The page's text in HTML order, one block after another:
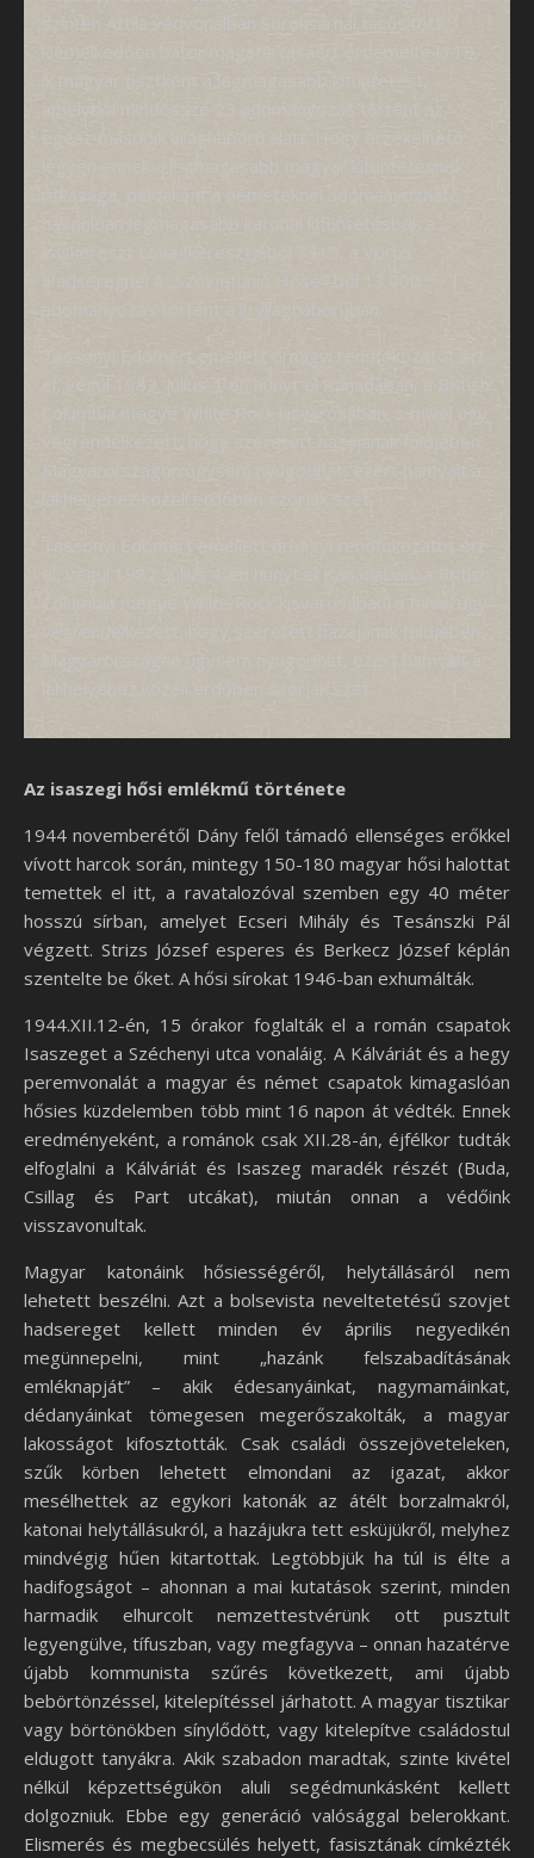
szintén Attila védvonalban Soroksárnál tanúsított
kiemelkedően bátor magatartásáért érdemelte ki 19-
ik magyar tisztként a legmagasabb kitüntetést,
amelyből mindössze 23 adományozás történt az
egész második világháború alatt. Hogy érzékelhető
legyen ennek a legmagasabb magyar kitüntetésnek
ritkasága, példaként a németeknél adományozható
hasonlóan legmagasabb katonai kitüntetésből, a
vaskereszt Lovagkeresztjéből 7313, a Vörös
adományozás történt a ll. világháborúban.
Tassonyi Edömért emellett őrnagyi rendfokozatot ért
el, végül 1982. július 4-én hunyt el Kanadában, a British
Columbia megye White Rock kisvárosában, s mivel úgy
végrendelkezett, hogy szeretett hazájának földjében,
Magyarországon úgysem nyugodhat, ezért hamvait a
lakhelyéhez közeli erdőben szórják szét.
Tassonyi Edömért emellett őrnagyi rendfokozatot ért
el, végül 1982. július 4-én hunyt el Kanadában, a British
Columbia megye White Rock kisvárosában, s mivel úgy
végrendelkezett, hogy szeretett hazájának földjében,
Magyarországon úgysem nyugodhat, ezért hamvait a
Az isaszegi hősi emlékmű története
1944 novemberétől Dány felől támadó ellenséges erőkkel
vívott harcok során, mintegy 150-180 magyar hősi halottat
temettek el itt, a ravatalozóval szemben egy 40 méter
hosszú sírban, amelyet Ecseri Mihály és Tesánszki Pál
végzett. Strizs József esperes és Berkecz József képlán
szentelte be őket. A hősi sírokat 1946-ban exhumálták.
1944.XII.12-én, 15 órakor foglalták el a román csapatok
Isaszeget a Széchenyi utca vonaláig. A Kálváriát és a hegy
peremvonalát a magyar és német csapatok kimagaslóan
hősies küzdelemben több mint 16 napon át védték. Ennek
eredményeként, a románok csak XII.28-án, éjfélkor tudták
elfoglalni a Kálváriát és Isaszeg maradék részét (Buda,
Csillag és Part utcákat), miután onnan a védőink
visszavonultak.
Magyar katonáink hősiességéről, helytállásáról nem
lehetett beszélni. Azt a bolsevista neveltetetésű szovjet
hadsereget kellett minden év április negyedikén
megünnepelni, mint „hazánk felszabadításának
emléknapját” – akik édesanyáinkat, nagymamáinkat,
dédanyáinkat tömegesen megerőszakolták, a magyar
lakosságot kifosztották. Csak családi összejöveteleken,
szűk körben lehetett elmondani az igazat, akkor
mesélhettek az egykori katonák az átélt borzalmakról,
katonai helytállásukról, a hazájukra tett esküjükről, melyhez
mindvégig hűen kitartottak. Legtöbbjük ha túl is élte a
hadifogságot – ahonnan a mai kutatások szerint, minden
harmadik elhurcolt nemzettestvérünk ott pusztult
legyengülve, tífuszban, vagy megfagyva – onnan hazatérve
újabb kommunista szűrés következett, ami újabb
bebörtönzéssel, kitelepítéssel járhatott. A magyar tisztikar
vagy börtönökben sínylődött, vagy kitelepítve családostul
eldugott tanyákra. Akik szabadon maradtak, szinte kivétel
nélkül képzettségükön aluli segédmunkásként kellett
dolgozniuk. Ebbe egy generáció valósággal belerokkant.
Elismerés és megbecsülés helyett, fasisztának címkézték